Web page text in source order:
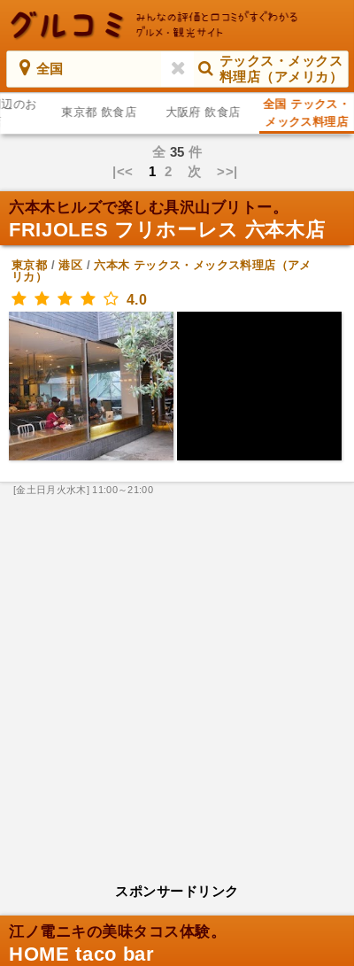
全国
テックス・メックス
料理店（アメリカ）
のお
東京都 飲食店 大阪府 飲食店
全国 テックス・
メックス料理店
（アメリカ）
全 35 件
|<< 1 2 次 >>|
六本木ヒルズで楽しむ具沢山ブリトー。
FRIJOLES フリホーレス 六本木店
東京都 /港区 /六本木 テックス・メックス料理店（アメ
リカ）
4.0
[金土日月火水木] 11:00～21:00
スポンサードリンク
江ノ電ニキの美味タコス体験。
HOME taco bar